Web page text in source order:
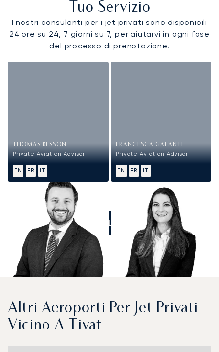
Tuo Servizio
I nostri consulenti per i jet privati sono disponibili
24 ore su 24, 7 giorni su 7, per aiutarvi in ogni fase
del processo di prenotazione.
THOMAS BESSON
Private Aviation Advisor
EN FR IT
FRANCESCA GALANTE
Private Aviation Advisor
EN FR IT
CALL US
Altri Aeroporti Per Jet Privati
Vicino A Tivat